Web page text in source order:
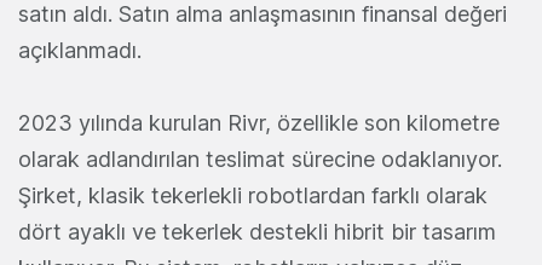
satın aldı. Satın alma anlaşmasının finansal değeri
açıklanmadı.
2023 yılında kurulan Rivr, özellikle son kilometre
olarak adlandırılan teslimat sürecine odaklanıyor.
Şirket, klasik tekerlekli robotlardan farklı olarak
dört ayaklı ve tekerlek destekli hibrit bir tasarım